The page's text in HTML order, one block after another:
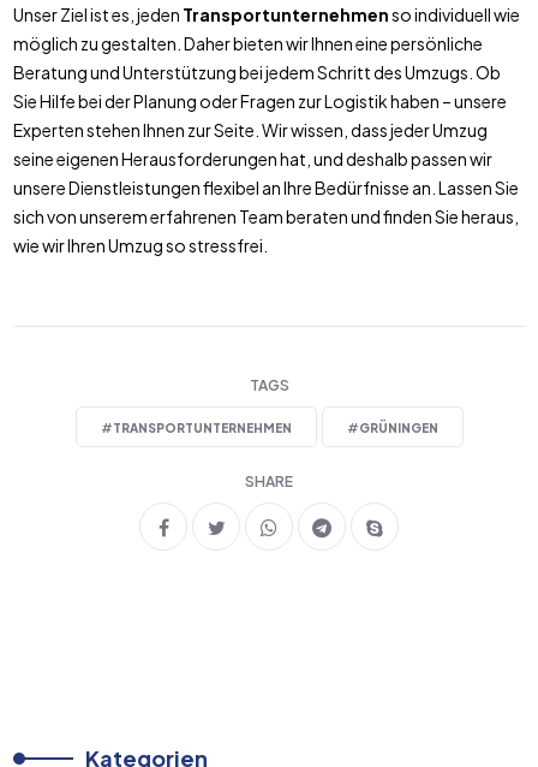
Unser Ziel ist es, jeden Transportunternehmenso individuell wie
möglich zu gestalten. Daher bieten wir Ihnen eine persönliche
Beratung und Unterstützung bei jedem Schritt des Umzugs. Ob
Sie Hilfe bei der Planung oder Fragen zur Logistik haben – unsere
Experten stehen Ihnen zur Seite. Wir wissen, dass jeder Umzug
seine eigenen Herausforderungen hat, und deshalb passen wir
unsere Dienstleistungen flexibel an Ihre Bedürfnisse an. Lassen Sie
sich von unserem erfahrenen Team beraten und finden Sie heraus,
wie wir Ihren Umzug so stressfrei.
TAGS
#TRANSPORTUNTERNEHMEN #GRÜNINGEN
SHARE
Kategorien